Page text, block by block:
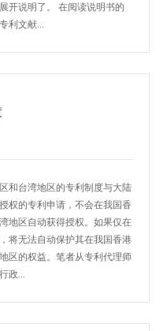
开说明了。 在阅读说明书的
利文献...
和台湾地区的专利制度与大陆
权的专利申请，不会在我国香
地区自动获得授权。如果仅在
将无法自动保护其在我国香港
区的权益。笔者从专利代理师
政...